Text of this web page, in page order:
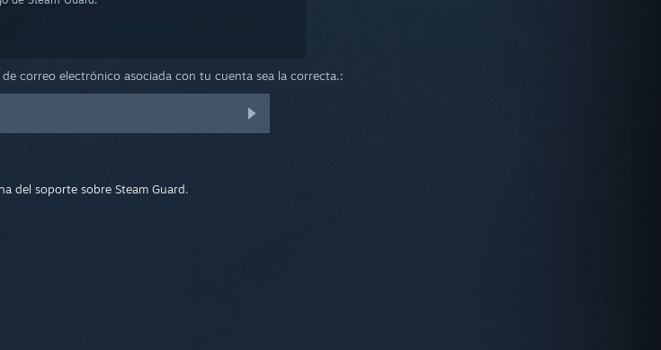
correo electrónico asociada con tu cuenta sea la correcta.:
del soporte sobre Steam Guard.